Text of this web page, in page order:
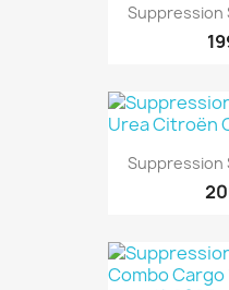
Suppression
Suppression